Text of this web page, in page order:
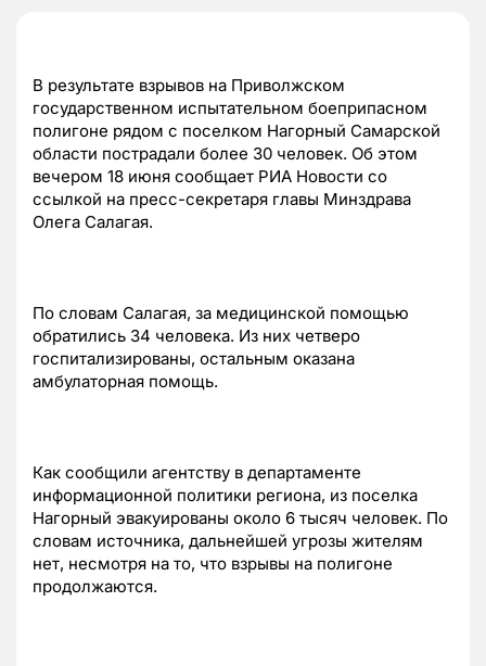
В результате взрывов на Приволжском
государственном испытательном боеприпасном
полигоне рядом с поселком Нагорный Самарской
области пострадали более 30 человек. Об этом
вечером 18 июня сообщает РИА Новости со
ссылкой на пресс-секретаря главы Минздрава
Олега Салагая.
По словам Салагая, за медицинской помощью
обратились 34 человека. Из них четверо
госпитализированы, остальным оказана
амбулаторная помощь.
Как сообщили агентству в департаменте
информационной политики региона, из поселка
Нагорный эвакуированы около 6 тысяч человек. По
словам источника, дальнейшей угрозы жителям
нет, несмотря на то, что взрывы на полигоне
продолжаются.